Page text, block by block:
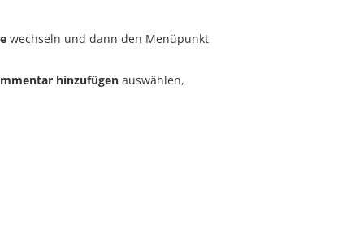
wechseln und dann den Menüpunkt
hinzufügen auswählen,